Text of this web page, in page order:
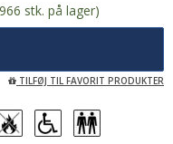
stk. på lager)
TILFØJ TIL FAVORIT PRODUKTER